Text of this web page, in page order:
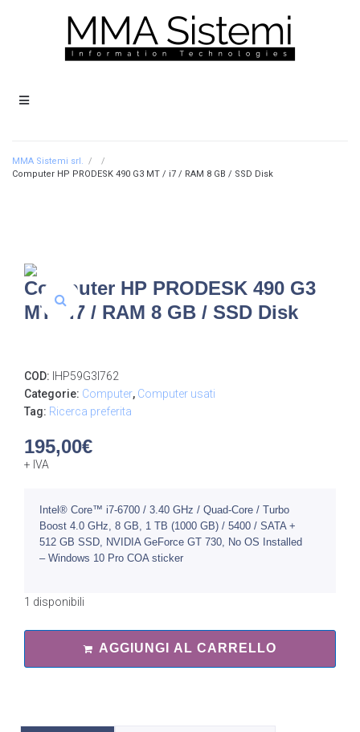
MMA Sistemi srl. /
/
Computer HP PRODESK 490 G3 MT / i7 / RAM 8 GB / SSD Disk
Computer HP PRODESK 490 G3
MT / I7 / RAM 8 GB / SSD Disk
COD: IHP59G3I762
Categorie: Computer, Computer usati
Tag: Ricerca preferita
195,00€
+ IVA
Intel® Core™ i7-6700 / 3.40 GHz / Quad-Core / Turbo
Boost 4.0 GHz, 8 GB, 1 TB (1000 GB) / 5400 / SATA +
512 GB SSD, NVIDIA GeForce GT 730, No OS Installed
– Windows 10 Pro COA sticker
1 disponibili
AGGIUNGI AL CARRELLO